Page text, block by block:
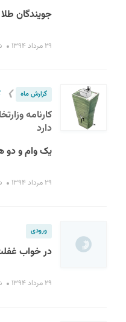
جویندگان طلا
۲۹ مرداد ۱۳۹۴
گزارش ماه ❯
کارنامه
دارد
یک وام و دو
۲۹ مرداد ۱۳۹۴
ورودی
در خواب
۲۹ مرداد ۱۳۹۴